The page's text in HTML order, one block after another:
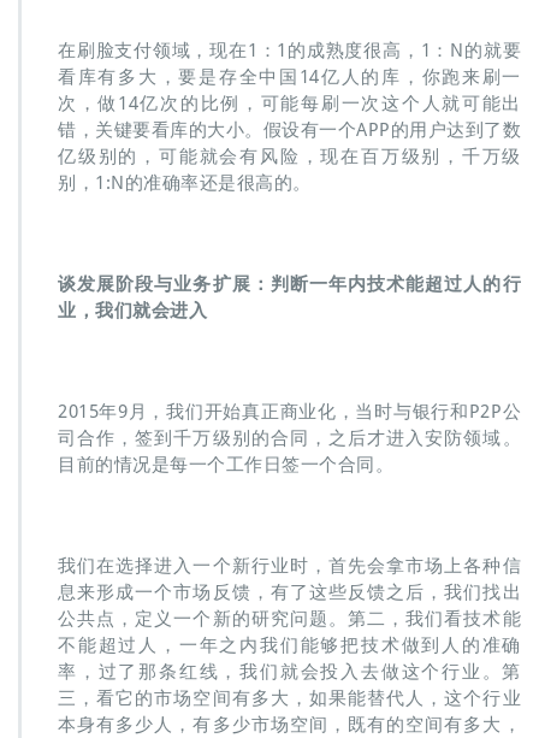
在刷脸支付领域，现在1：1的成熟度很高，1：N的就要
看库有多大，要是存全中国14亿人的库，你跑来刷一
次，做14亿次的比例，可能每刷一次这个人就可能出
错，关键要看库的大小。假设有一个APP的用户达到了数
亿级别的，可能就会有风险，现在百万级别，千万级
别，1:N的准确率还是很高的。
谈发展阶段与业务扩展：判断一年内技术能超过人的行
业，我们就会进入
2015年9月，我们开始真正商业化，当时与银行和P2P公
司合作，签到千万级别的合同，之后才进入安防领域。
目前的情况是每一个工作日签一个合同。
我们在选择进入一个新行业时，首先会拿市场上各种信
息来形成一个市场反馈，有了这些反馈之后，我们找出
公共点，定义一个新的研究问题。第二，我们看技术能
不能超过人，一年之内我们能够把技术做到人的准确
率，过了那条红线，我们就会投入去做这个行业。第
三，看它的市场空间有多大，如果能替代人，这个行业
本身有多少人，有多少市场空间，既有的空间有多大，